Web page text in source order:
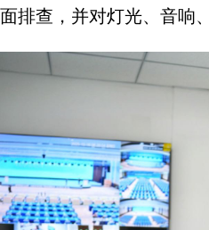
排查，并对灯光、音响